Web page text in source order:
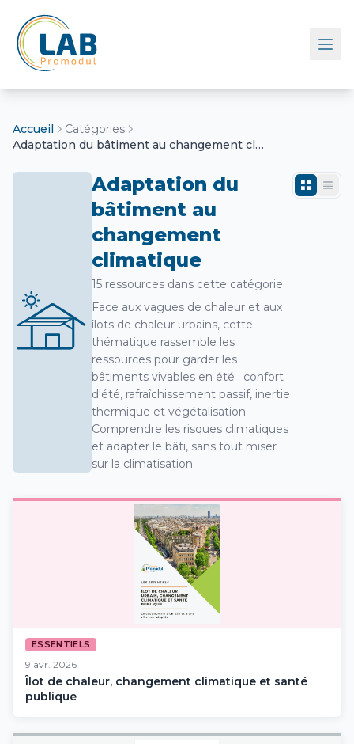
Retour à l'accueil
Accueil
Catégories
Adaptation du bâtiment au changement climatique
Adaptation du
bâtiment au
changement
climatique
15 ressources dans cette catégorie
Face aux vagues de chaleur et aux
îlots de chaleur urbains, cette
thématique rassemble les
ressources pour garder les
bâtiments vivables en été : confort
d'été, rafraîchissement passif, inertie
thermique et végétalisation.
Comprendre les risques climatiques
et adapter le bâti, sans tout miser
sur la climatisation.
ESSENTIELS
9 avr. 2026
Îlot de chaleur, changement climatique et santé
publique